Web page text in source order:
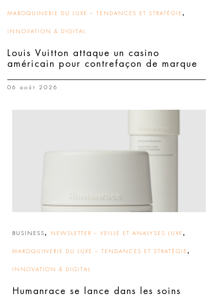
MAROQUINERIE DU LUXE – TENDANCES ET STRATÉGIE ,
INNOVATION & DIGITAL
Louis Vuitton attaque un casino
américain pour contrefaçon de marque
06 août 2026
BUSINESS, NEWSLETTER – VEILLE ET ANALYSES LUXE ,
MAROQUINERIE DU LUXE – TENDANCES ET STRATÉGIE ,
INNOVATION & DIGITAL
Humanrace se lance dans les soins